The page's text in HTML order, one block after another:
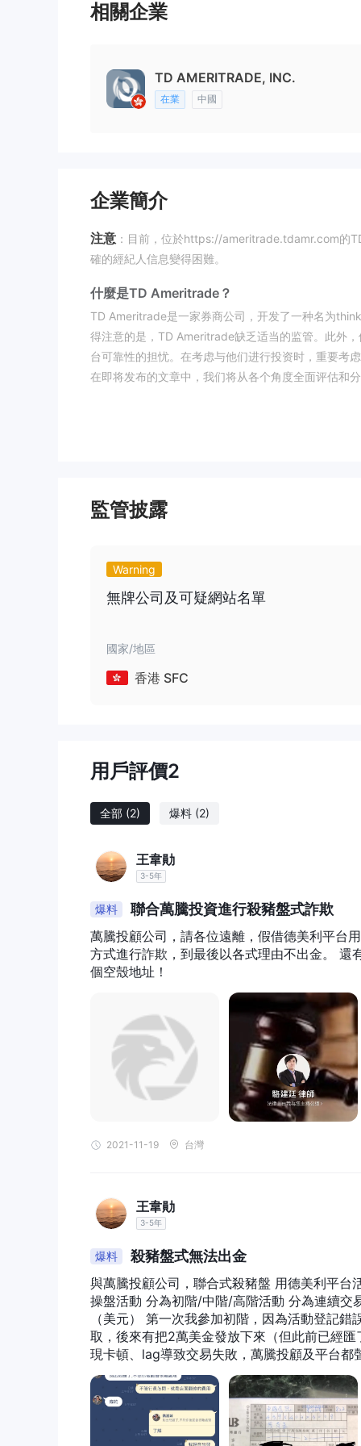
相關企業
TD AMERITRADE, INC.
在業 中國
企業簡介
注意 ：目前，位於https://ameritrade.tdamr.com的
確的經紀人信息變得困難。
什麼是TD Ameritrade？
TD Ameritrade是一家券商公司，开发了一种名为
得注意的是，TD Ameritrade缺乏适当的监管。此外
台可靠性的担忧。在考虑与他们进行投资时，重要考
在即将发布的文章中，我们将从各个角度全面评估和
目前，他们的网站无法访问，这使得获取有关他们的
- TD Ameritrade不提供对流行的交易平台MT4的支持
TD Ameritrade是安全的还是骗局？
台的可靠性产生了怀疑。这些因素显著增加了与TD
如果您正在考虑与TD Ameritrade进行投资，重要的
-股票：TD Ameritrade 允许交易各大交易所上市公
组合。TD Ameritrade提供了一系列的交易所交易基
-共同基金
资者将他们的资金集中起来，提供对多种证券的分散
-選擇權：TD Ameritrade 提供選擇權交易，讓投資
-固定收益：TD Ameritrade 提供了多种固定收益产
投资组合提供收入和多样化。
-期貨：TD Ameritrade為對商品、貨幣、利率和股
價格走勢進行投機。
：TD Ameritrade 提供進入外匯市場的途徑，
此外，TD Ameritrade 提供
保证金借贷服务 ，允许
理和投资经纪账户中的闲置资金。
TD Ameritrade提供最高杠杆比例 1:50，这意味着交
需要注意的是，它也增加了风险水平。
要承担超过自己承受能力的风险。
TD Ameritrade已开发了一种专有的交易平台，名为
其先进的分析工具、教育资源、实时数据、可定制的
工具，包括斐波那契工具，交易者有足够的资源来
儘管thinkorswim是一個強大且多功能的平台，但對
平板電腦上方便交易的所有設備和移動應用程式的同
值得注意的是，TD Ameritrade不提供像MetaTrader
MetaTrader 4和自己的Trading Station平台，以满足
存款和提款
監管披露
Warning
無牌公司及可疑網站名單
國家/地區
香港 SFC
用戶評價2
全部 (2) 爆料 (2)
王韋勛
3-5年
爆料 聯合萬騰投資進行殺豬盤式詐欺
萬騰投顧公司，請各位遠離，假借德美利平台
方式進行詐欺，到最後以各式理由不出金。
個空殼地址！
2021-11-19 台灣
王韋勛
3-5年
爆料 殺豬盤式無法出金
與萬騰投顧公司，聯合式殺豬盤 用德美利平台活動，以初階/
操盤活動 分為初階/中階/高階活動 分為連續
（美元） 第一次我參加初階，因為活動登記錯誤（平台也沒清楚記載）並未發放給我 後來萬騰投顧替我找平台爭
取，後來有把2萬美金發放下來（但此前已經匯了初階20萬的代操費用）
現卡頓、lag導致交易失敗，萬騰投顧及平台
萬） 我在平台申請出金交割，客服一直拖延
金，每次問客服，查詢完就失蹤